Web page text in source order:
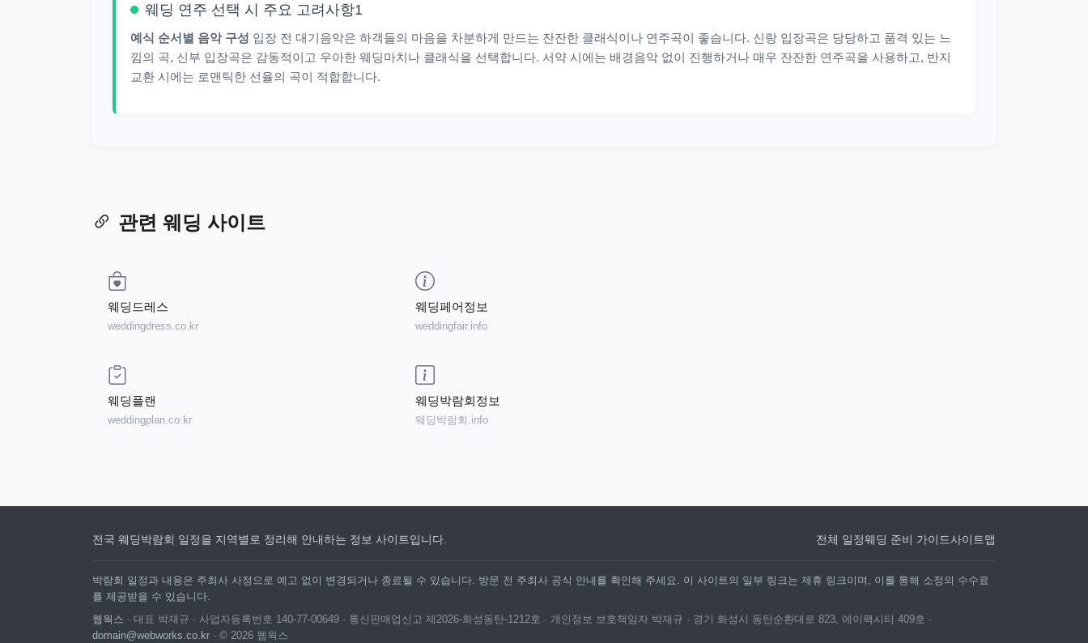
웨딩 연주 선택 시 주요 고려사항1
예식 순서별 음악 구성 입장 전 대기음악은 하객들의 마음을 차분하게 만드는 잔잔한 클래식이나 연주곡이 좋습니다. 신랑 입장곡은 당당하고 품격 있는 느
낌의 곡, 신부 입장곡은 감동적이고 우아한 웨딩마치나 클래식을 선택합니다. 서약 시에는 배경음악 없이 진행하거나 매우 잔잔한 연주곡을 사용하고, 반지
교환 시에는 로맨틱한 선율의 곡이 적합합니다.
관련 웨딩 사이트
웨딩드레스
weddingdress.co.kr
웨딩플랜
weddingplan.co.kr
웨딩페어정보
weddingfair.info
웨딩박람회정보
웨딩박람회.info
전국 웨딩박람회 일정을 지역별로 정리해 안내하는 정보 사이트입니다. 전체 일정웨딩 준비 가이드사이트맵
박람회 일정과 내용은 주최사 사정으로 예고 없이 변경되거나 종료될 수 있습니다. 방문 전 주최사 공식 안내를 확인해 주세요. 이 사이트의 일부 링크는 제휴 링크이며, 이를 통해 소정의 수수료
를 제공받을 수 있습니다.
웹웍스 · 대표 박재규 · 사업자등록번호 140-77-00649 · 통신판매업신고 제2026-화성동탄-1212호 · 개인정보 보호책임자 박재규 · 경기 화성시 동탄순환대로 823, 에이팩시티 409호 ·
domain@webworks.co.kr · © 2026 웹웍스